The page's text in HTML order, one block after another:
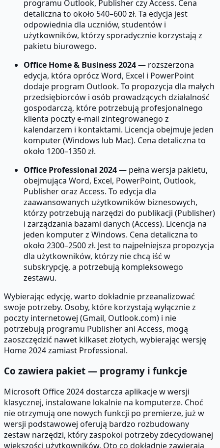
programu Outlook, Publisher czy Access. Cena
detaliczna to około 540–600 zł. Ta edycja jest
odpowiednia dla uczniów, studentów i
użytkowników, którzy sporadycznie korzystają z
pakietu biurowego.
Office Home & Business 2024— rozszerzona
edycja, która oprócz Word, Excel i PowerPoint
dodaje program Outlook. To propozycja dla małych
przedsiębiorców i osób prowadzących działalność
gospodarczą, które potrzebują profesjonalnego
klienta poczty e-mail zintegrowanego z
kalendarzem i kontaktami. Licencja obejmuje jeden
komputer (Windows lub Mac). Cena detaliczna to
około 1200–1350 zł.
Office Professional 2024— pełna wersja pakietu,
obejmująca Word, Excel, PowerPoint, Outlook,
Publisher oraz Access. To edycja dla
zaawansowanych użytkowników biznesowych,
którzy potrzebują narzędzi do publikacji (Publisher)
i zarządzania bazami danych (Access). Licencja na
jeden komputer z Windows. Cena detaliczna to
około 2300–2500 zł. Jest to najpełniejsza propozycja
dla użytkowników, którzy nie chcą iść w
subskrypcję, a potrzebują kompleksowego
zestawu.
Wybierając edycję, warto dokładnie przeanalizować
swoje potrzeby. Osoby, które korzystają wyłącznie z
poczty internetowej (Gmail, Outlook.com) i nie
potrzebują programu Publisher ani Access, mogą
zaoszczędzić nawet kilkaset złotych, wybierając wersję
Home 2024 zamiast Professional.
Co zawiera pakiet — programy i funkcje
Microsoft Office 2024 dostarcza aplikacje w wersji
klasycznej, instalowane lokalnie na komputerze. Choć
nie otrzymują one nowych funkcji po premierze, już w
wersji podstawowej oferują bardzo rozbudowany
zestaw narzędzi, który zaspokoi potrzeby zdecydowanej
większości użytkowników. Oto co dokładnie zawierają